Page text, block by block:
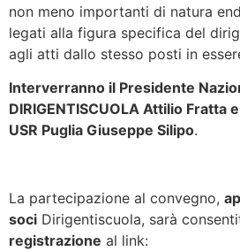
non meno importanti di natura
legati alla figura specifica del
agli atti dallo stesso posti in
Interverranno il Presidente
DIRIGENTISCUOLA Attilio Fratta
USR Puglia Giuseppe Silipo.
La partecipazione al convegno,
soci Dirigentiscuola, sarà
registrazione al link: